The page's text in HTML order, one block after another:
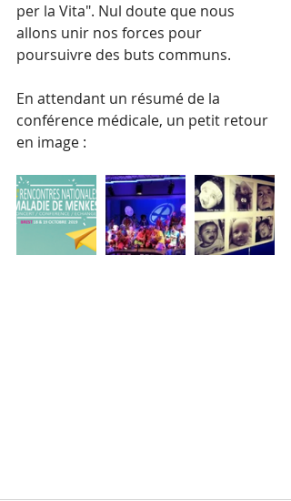
per la Vita". Nul doute que nous
allons unir nos forces pour
poursuivre des buts communs.
En attendant un résumé de la
conférence médicale, un petit retour
en image :